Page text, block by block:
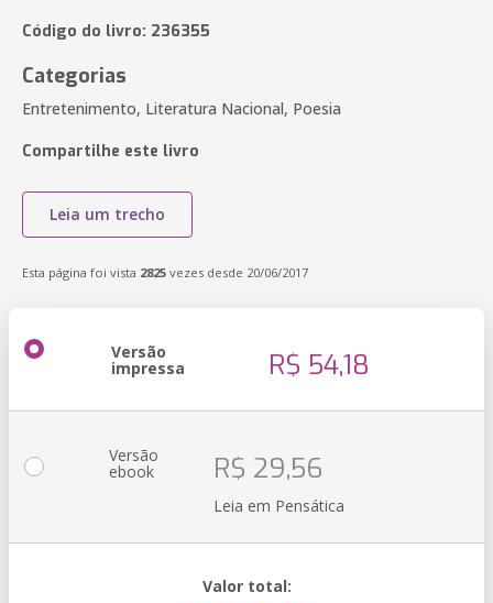
Código do livro: 236355
Categorias
Entretenimento, Literatura Nacional, Poesia
Compartilhe este livro
Leia um trecho
Esta página foi vista 2825 vezes desde 20/06/2017
Versão
impressa R$ 54,18
Versão
ebook R$ 29,56
Leia em Pensática
Valor total: